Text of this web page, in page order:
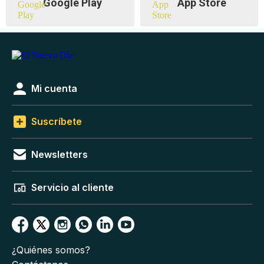
Google Play App Store
Mi cuenta
Suscríbete
Newsletters
Servicio al cliente
¿Quiénes somos?